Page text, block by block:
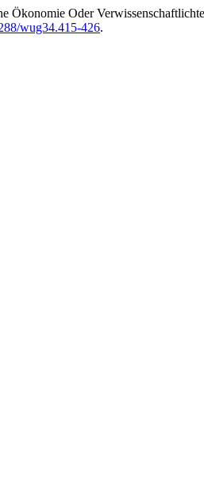
Ökonomie Oder
wug34.415-426.